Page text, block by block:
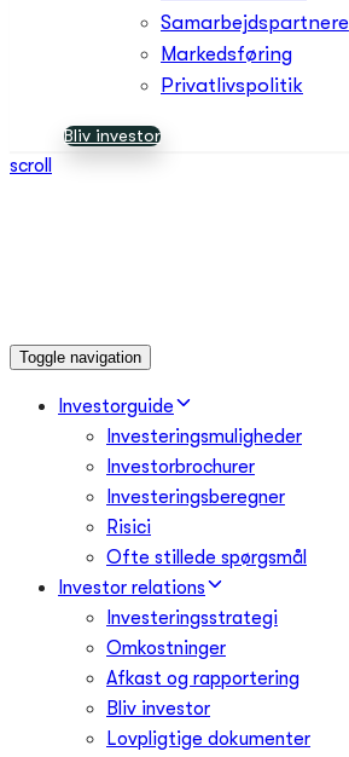
Samarbejdspartnere
Markedsføring
Privatlivspolitik
Bliv investor
scroll
Toggle navigation
Investorguide
Investeringsmuligheder
Investorbrochurer
Investeringsberegner
Risici
Ofte stillede spørgsmål
Investor relations
Investeringsstrategi
Omkostninger
Afkast og rapportering
Bliv investor
Lovpligtige dokumenter